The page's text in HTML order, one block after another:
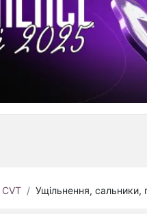
CVT Ущільнення, сальники,